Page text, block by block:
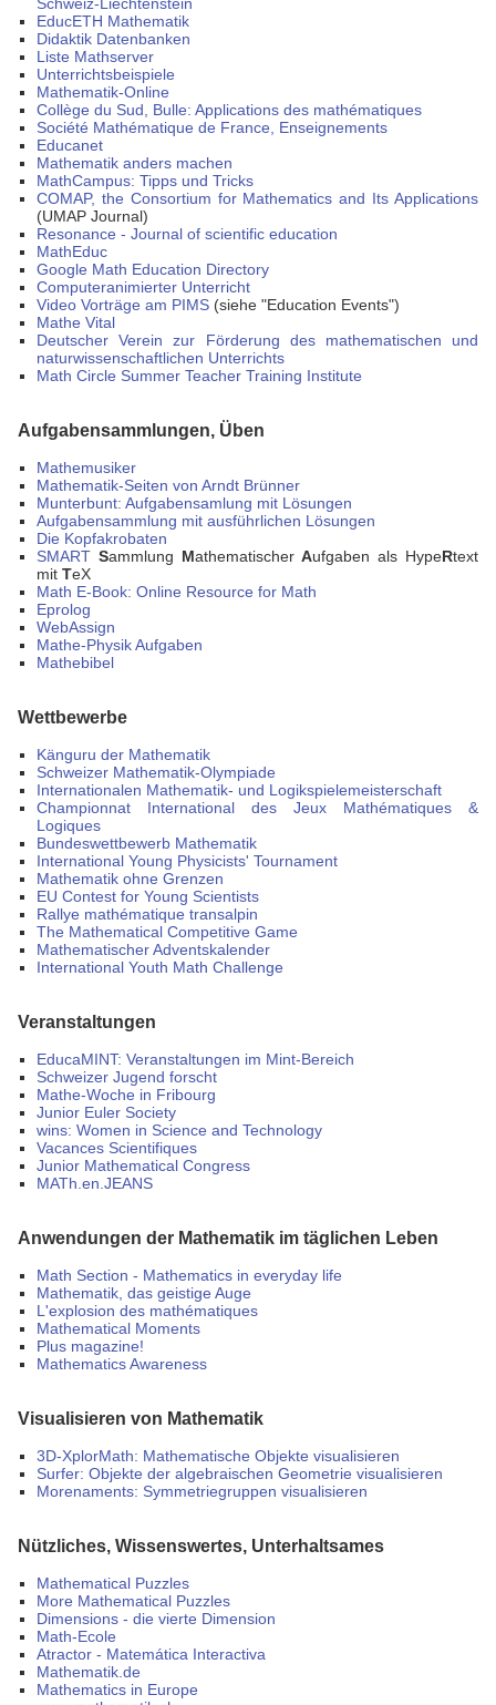
EducETH Mathematik
Didaktik Datenbanken
Liste Mathserver
Unterrichtsbeispiele
Mathematik-Online
Collège du Sud, Bulle: Applications des mathématiques
Société Mathématique de France, Enseignements
Educanet
Mathematik anders machen
MathCampus: Tipps und Tricks
COMAP, the Consortium for Mathematics and Its Applications
(UMAP Journal)
Resonance - Journal of scientific education
MathEduc
Google Math Education Directory
Computeranimierter Unterricht
Video Vorträge am PIMS (siehe "Education Events")
Mathe Vital
Deutscher Verein zur Förderung des mathematischen und
naturwissenschaftlichen Unterrichts
Math Circle Summer Teacher Training Institute
Aufgabensammlungen, Üben
Mathemusiker
Mathematik-Seiten von Arndt Brünner
Munterbunt: Aufgabensamlung mit Lösungen
Aufgabensammlung mit ausführlichen Lösungen
Die Kopfakrobaten
SMART Sammlung MathematischerAufgaben als HypeRtext
mit TeX
Math E-Book: Online Resource for Math
Eprolog
WebAssign
Mathe-Physik Aufgaben
Mathebibel
Wettbewerbe
Känguru der Mathematik
Schweizer Mathematik-Olympiade
Internationalen Mathematik- und Logikspielemeisterschaft
Championnat International des Jeux Mathématiques &
Logiques
Bundeswettbewerb Mathematik
International Young Physicists' Tournament
Mathematik ohne Grenzen
EU Contest for Young Scientists
Rallye mathématique transalpin
The Mathematical Competitive Game
Mathematischer Adventskalender
International Youth Math Challenge
Veranstaltungen
EducaMINT: Veranstaltungen im Mint-Bereich
Schweizer Jugend forscht
Mathe-Woche in Fribourg
Junior Euler Society
wins: Women in Science and Technology
Vacances Scientifiques
Junior Mathematical Congress
MATh.en.JEANS
Anwendungen der Mathematik im täglichen Leben
Math Section - Mathematics in everyday life
Mathematik, das geistige Auge
L'explosion des mathématiques
Mathematical Moments
Plus magazine!
Mathematics Awareness
Visualisieren von Mathematik
3D-XplorMath: Mathematische Objekte visualisieren
Surfer: Objekte der algebraischen Geometrie visualisieren
Morenaments: Symmetriegruppen visualisieren
Nützliches, Wissenswertes, Unterhaltsames
Mathematical Puzzles
More Mathematical Puzzles
Dimensions - die vierte Dimension
Math-Ecole
Atractor - Matemática Interactiva
Mathematik.de
Mathematics in Europe